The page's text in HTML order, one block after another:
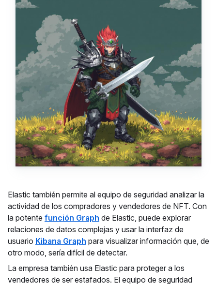
Elastic también permite al equipo de seguridad analizar la
actividad de los compradores y vendedores de NFT. Con
la potente función Graph de Elastic, puede explorar
relaciones de datos complejas y usar la interfaz de
usuario Kibana Graph para visualizar información que, de
otro modo, sería difícil de detectar.
La empresa también usa Elastic para proteger a los
vendedores de ser estafados. El equipo de seguridad